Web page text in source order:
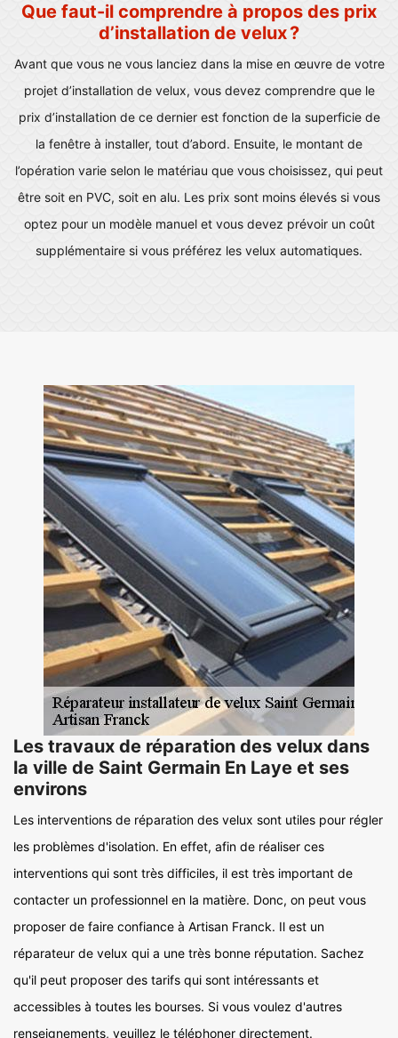
Que faut-il comprendre à propos des prix
d’installation de velux ?
Avant que vous ne vous lanciez dans la mise en œuvre de votre
projet d’installation de velux, vous devez comprendre que le
prix d’installation de ce dernier est fonction de la superficie de
la fenêtre à installer, tout d’abord. Ensuite, le montant de
l’opération varie selon le matériau que vous choisissez, qui peut
être soit en PVC, soit en alu. Les prix sont moins élevés si vous
optez pour un modèle manuel et vous devez prévoir un coût
supplémentaire si vous préférez les velux automatiques.
Les travaux de réparation des velux dans
la ville de Saint Germain En Laye et ses
environs
Les interventions de réparation des velux sont utiles pour régler
les problèmes d'isolation. En effet, afin de réaliser ces
interventions qui sont très difficiles, il est très important de
contacter un professionnel en la matière. Donc, on peut vous
proposer de faire confiance à Artisan Franck. Il est un
réparateur de velux qui a une très bonne réputation. Sachez
qu'il peut proposer des tarifs qui sont intéressants et
accessibles à toutes les bourses. Si vous voulez d'autres
renseignements, veuillez le téléphoner directement.